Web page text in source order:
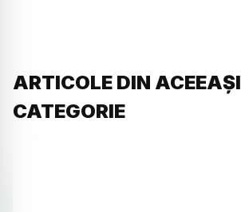
ARTICOLE DIN ACEEAȘI
CATEGORIE